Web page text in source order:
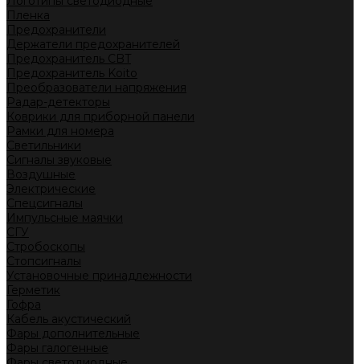
Пленка
Предохранители
Держатели предохранителей
Предохранитель CBT
Предохранитель Koito
Преобразователи напряжения
Радар-детекторы
Коврики для приборной панели
Рамки для номера
Светильники
Сигналы звуковые
Воздушные
Электрические
Спецсигналы
Импульсные маячки
СГУ
Стробоскопы
Стопсигналы
Установочные принадлежности
Герметик
Гофра
Кабель акустический
Фары дополнительные
Фары галогенные